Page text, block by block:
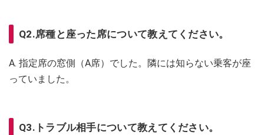
Q2.席種と座った席について教えてください。
A. 指定席の窓側（A席）でした。隣には知らない乗客が座
っていました。
Q3.トラブル相手について教えてください。